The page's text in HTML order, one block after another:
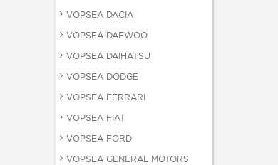
VOPSEA DACIA
VOPSEA DAEWOO
VOPSEA DAIHATSU
VOPSEA DODGE
VOPSEA FERRARI
VOPSEA FIAT
VOPSEA FORD
VOPSEA GENERAL MOTORS